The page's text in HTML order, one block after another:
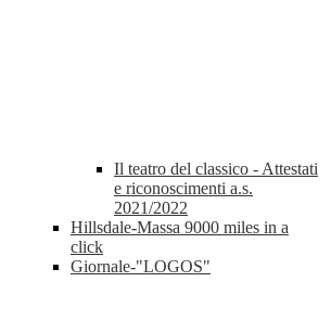
Il teatro del classico - Attestati
e riconoscimenti a.s.
2021/2022
Hillsdale-Massa 9000 miles in a
click
Giornale-"LOGOS"